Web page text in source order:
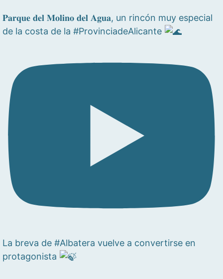
𝐏𝐚𝐫𝐪𝐮𝐞 𝐝𝐞𝐥 𝐌𝐨𝐥𝐢𝐧𝐨 𝐝𝐞𝐥 𝐀𝐠𝐮𝐚, un rincón muy especial
de la costa de la #ProvinciadeAlicante
La breva de #Albatera vuelve a convertirse en
protagonista